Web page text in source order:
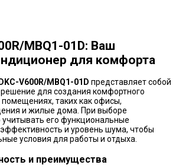
MBQ1-01D: Ваш
для комфорта
V600R/MBQ1-01D представляет собой
для создания комфортного
таких как офисы,
и жилые дома. При выборе
его функциональные
и уровень шума, чтобы
условия для работы и отдыха.
и преимущества